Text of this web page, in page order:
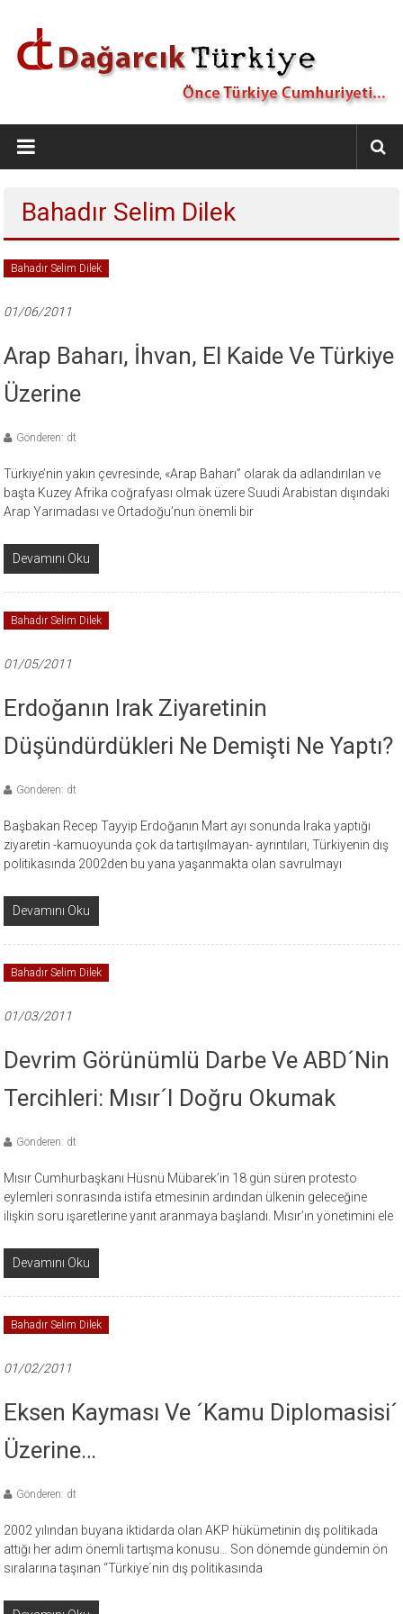
Dağarcık
Türkiye
Türkiye
Cumhuriyeti…
Bahadır Selim Dilek
Bahadır Selim Dilek
01/06/2011
Arap Baharı, İhvan, El Kaide Ve Türkiye
Üzerine
Gönderen: dt
Türkiye’nin yakın çevresinde, «Arap Baharı” olarak da adlandırılan ve
başta Kuzey Afrika coğrafyası olmak üzere Suudi Arabistan dışındaki
Arap Yarımadası ve Ortadoğu’nun önemli bir
Devamını Oku
Bahadır Selim Dilek
01/05/2011
Erdoğanın Irak Ziyaretinin
Düşündürdükleri Ne Demişti Ne Yaptı?
Gönderen: dt
Başbakan Recep Tayyip Erdoğanın Mart ayı sonunda Iraka yaptığı
ziyaretin -kamuoyunda çok da tartışılmayan- ayrıntıları, Türkiyenin dış
politikasında 2002den bu yana yaşanmakta olan savrulmayı
Devamını Oku
Bahadır Selim Dilek
01/03/2011
Devrim Görünümlü Darbe Ve ABD´nin
Tercihleri: Mısır´ı Doğru Okumak
Gönderen: dt
Mısır Cumhurbaşkanı Hüsnü Mübarek’in 18 gün süren protesto
eylemleri sonrasında istifa etmesinin ardından ülkenin geleceğine
ilişkin soru işaretlerine yanıt aranmaya başlandı. Mısır’ın yönetimini ele
Devamını Oku
Bahadır Selim Dilek
01/02/2011
Eksen Kayması Ve ´Kamu Diplomasisi´
Üzerine…
Gönderen: dt
2002 yılından buyana iktidarda olan AKP hükümetinin dış politikada
attığı her adım önemli tartışma konusu… Son dönemde gündemin ön
sıralarına taşınan “Türkiye´nin dış politikasında